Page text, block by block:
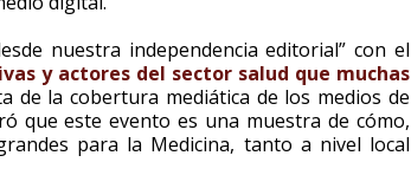
nuestra independencia editorial” con el
y actores del sector salud que muchas
de la cobertura mediática de los medios de
que este evento es una muestra de cómo,
para la Medicina, tanto a nivel local